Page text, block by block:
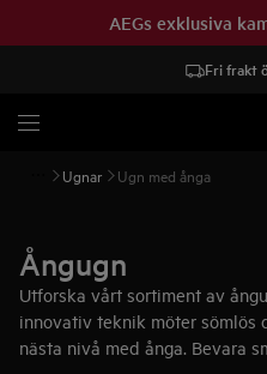
AEGs exklusiva
Fri frakt
Ugnar Ugn med ånga
Ångugn
Utforska vårt sortiment av
innovativ teknik möter sömlös
nästa nivå med ånga. Bevara